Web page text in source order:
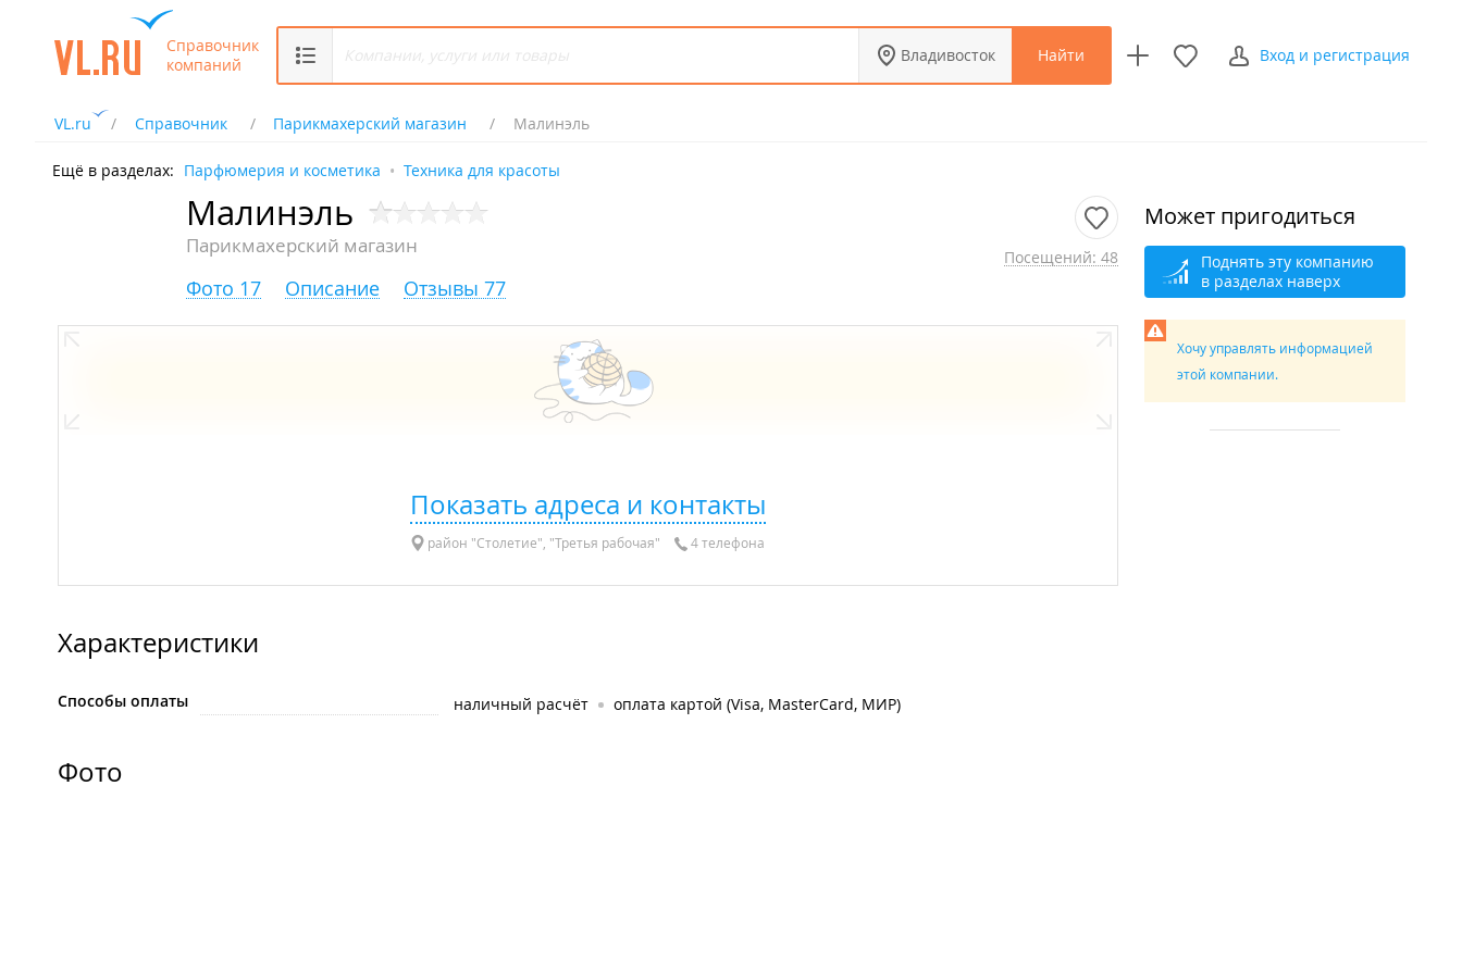
Справочник
компаний
Владивосток Найти Вход и регистрация
VL.ru Справочник Парикмахерский магазин Малинэль
Ещё в разделах: Парфюмерия и косметика Техника для красоты
Малинэль
Парикмахерский магазин Посещений: 48
Фото 17 Описание Отзывы 77
Показать адреса и контакты
район "Столетие", "Третья рабочая" 4 телефона
Характеристики
Способы оплаты наличный расчёт оплата картой (Visa, MasterCard, МИР)
Фото
Может пригодиться
Поднять эту компанию
в разделах наверх
Хочу управлять информацией
этой компании.